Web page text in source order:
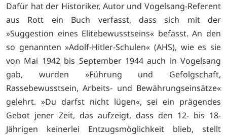
Dafür hat der Historiker, Autor und Vogelsang-Referent
aus Rott ein Buch verfasst, dass sich mit der
»Suggestion eines Elitebewusstseins« befasst. An den
so genannten »Adolf-Hitler-Schulen« (AHS), wie es sie
von Mai 1942 bis September 1944 auch in Vogelsang
gab, wurden »Führung und Gefolgschaft,
Rassebewusstsein, Arbeits- und Bewährungseinsätze«
gelehrt. »Du darfst nicht lügen«, sei ein prägendes
Gebot jener Zeit, das aufzeigt, dass den 12- bis 18-
Jährigen keinerlei Entzugsmöglichkeit blieb, stellt